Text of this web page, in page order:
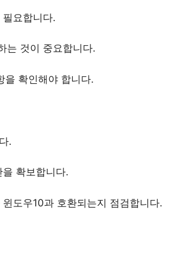
요합니다.
는 것이 중요합니다.
을 확인해야 합니다.
.
확보합니다.
도우10과 호환되는지 점검합니다.